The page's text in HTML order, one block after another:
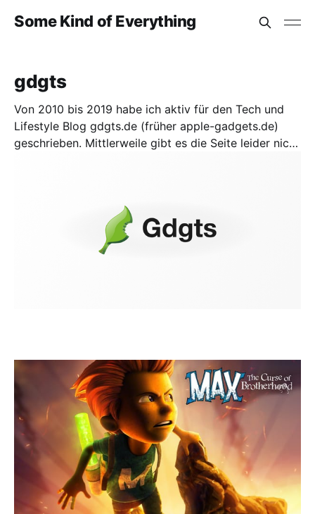
Some Kind of Everything
gdgts
Von 2010 bis 2019 habe ich aktiv für den Tech und
Lifestyle Blog gdgts.de (früher apple-gadgets.de)
geschrieben. Mittlerweile gibt es die Seite leider nicht